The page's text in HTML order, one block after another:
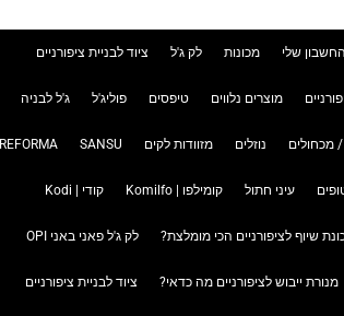
החשבון שלי מכונות לק ג'ל ציוד לבניית ציפורניים
מוצרים נלווים טיפסים פוליג'ל ג'ל לבניה
מכחולים נוזלים מזוודות לקים SANSU
REFORMA
עיני חתול קומילפו | Komilfo קודי | Kodi
שיוף לציפורניים הכי מומלצת? לק ג'ל פאני באני OPI
מנורת ייבוש לציפורניים מה כדאי? ציוד לבניית ציפורניים